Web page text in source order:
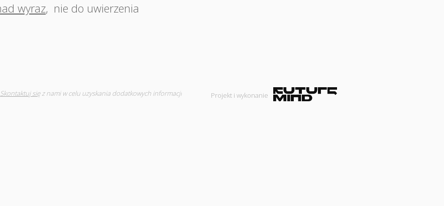
wyraz, nie do uwierzenia
Skontaktuj sięz nami w celu uzyskania dodatkowych informacji Projekt i wykonanie